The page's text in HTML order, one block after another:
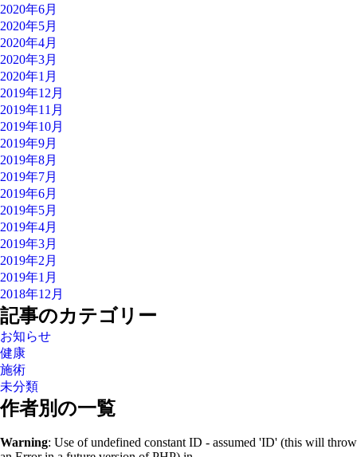
2020年6月
2020年5月
2020年4月
2020年3月
2020年1月
2019年12月
2019年11月
2019年10月
2019年9月
2019年8月
2019年7月
2019年6月
2019年5月
2019年4月
2019年3月
2019年2月
2019年1月
2018年12月
記事のカテゴリー
お知らせ
健康
施術
未分類
作者別の一覧
Warning: Use of undefined constant ID - assumed 'ID' (this will throw